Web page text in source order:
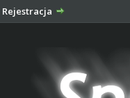
Rejestracja